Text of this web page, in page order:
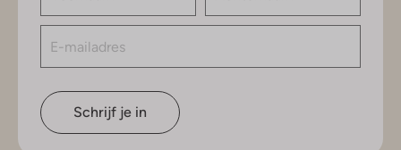
Schrijf je in